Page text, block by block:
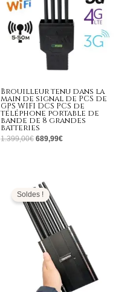
Brouilleur tenu dans la
main de signal de PCS de
GPS WIFI DCS PCS de
téléphone portable de
bande de 8 grandes
batteries
1.399,00€ 689,99€
Soldes !
prix
initial
était :
1.399,00€.